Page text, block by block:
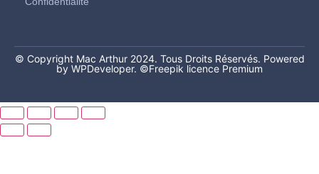
© Copyright Mac Arthur 2024. Tous Droits Réservés. Powered
by WPDeveloper. ©Freepik licence Premium